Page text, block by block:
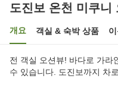
도진보 온천 미쿠니
개요 객실 & 숙박 상품 이
전 객실 오션뷰! 바다로 가라
수 있습니다. 도진보까지 차